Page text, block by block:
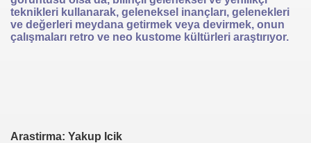
teknikleri kullanarak, geleneksel inançları, gelenekleri
ve değerleri meydana getirmek veya devirmek, onun
çalışmaları retro ve neo kustome kültürleri araştırıyor.
Arastirma: Yakup Icik